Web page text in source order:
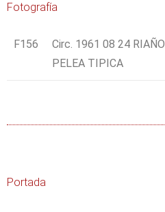
Fotografía
F156
Circ. 1961 08 24 RIAÑO
PELEA TIPICA
Portada